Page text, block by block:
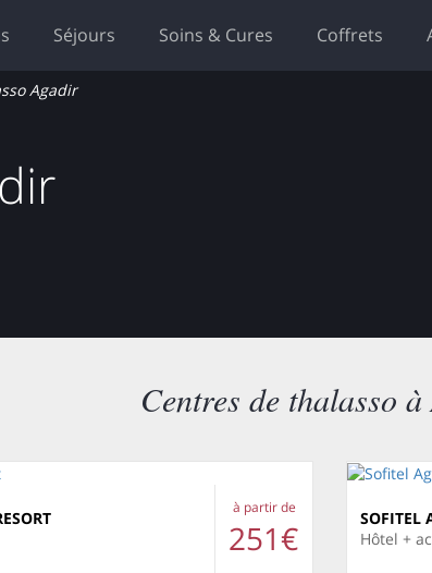
Séjours Soins & Cures Coffrets
Agadir
Centres de thalasso
à partir de
251€
SOFITEL
Hôtel +